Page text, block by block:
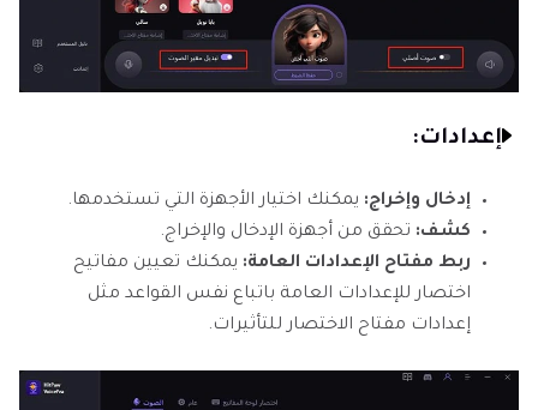
إعدادات:
إدخال وإخراج: يمكنك اختيار الأجهزة التي تستخدمها.
كشف: تحقق من أجهزة الإدخال والإخراج.
ربط مفتاح الإعدادات العامة: يمكنك تعيين مفاتيح
اختصار للإعدادات العامة باتباع نفس القواعد مثل
إعدادات مفتاح الاختصار للتأثيرات.